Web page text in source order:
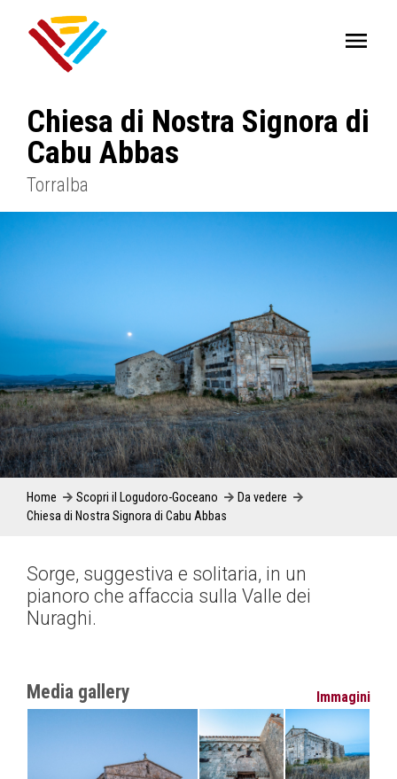
Chiesa di Nostra Signora di
Cabu Abbas
Torralba
Home Scopri il Logudoro-Goceano
Da vedere
Chiesa di Nostra Signora di Cabu Abbas
Sorge, suggestiva e solitaria, in un
pianoro che affaccia sulla Valle dei
Nuraghi.
Media gallery Immagini